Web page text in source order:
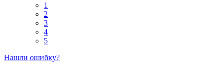
1
2
3
4
5
Нашли ошибку?